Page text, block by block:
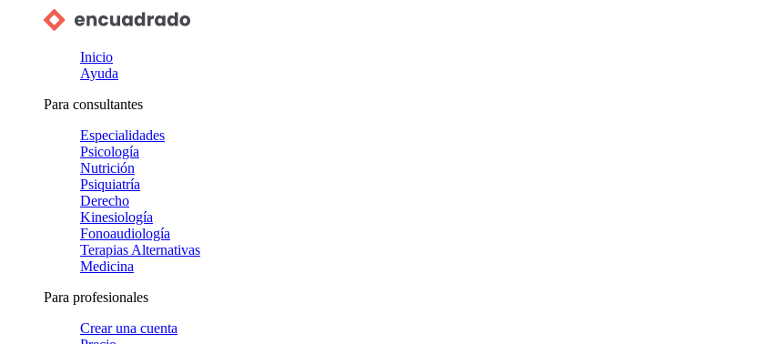
Inicio
Ayuda
Para consultantes
Especialidades
Psicología
Nutrición
Psiquiatría
Derecho
Kinesiología
Fonoaudiología
Terapias Alternativas
Medicina
Para profesionales
Crear una cuenta